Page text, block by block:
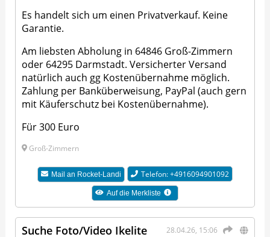
Es handelt sich um einen Privatverkauf. Keine
Garantie.
Am liebsten Abholung in 64846 Groß-Zimmern
oder 64295 Darmstadt. Versicherter Versand
natürlich auch gg Kostenübernahme möglich.
Zahlung per Banküberweisung, PayPal (auch gern
mit Käuferschutz bei Kostenübernahme).
Für 300 Euro
Groß-Zimmern
Mail an Rocket-Landi Telefon: +4916094901092
Auf die Merkliste
28.04.26, 15:06
Suche Foto/Video Ikelite